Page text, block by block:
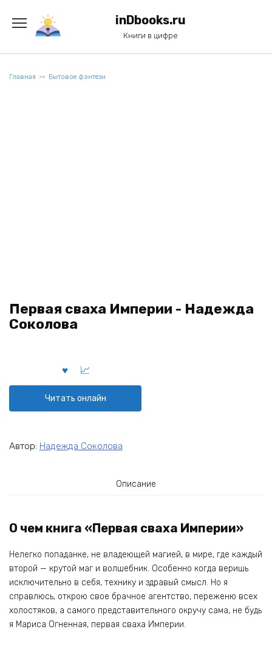
содержанию
inDbooks.ru
Книги в цифре
Главная Бытовое фэнтези
Первая сваха Империи - Надежда
Соколова
Читать онлайн
Автор: Надежда Соколова
Описание
О чем книга «Первая сваха Империи»
Нелегко попаданке, не владеющей магией, в мире, где каждый
второй — крутой маг и волшебник. Особенно когда веришь
исключительно в себя, технику и здравый смысл. Но я
справлюсь, открою свое брачное агентство, переженю всех
холостяков, а самого представительного окручу сама, не будь
я Мариса Огненная, первая сваха Империи.